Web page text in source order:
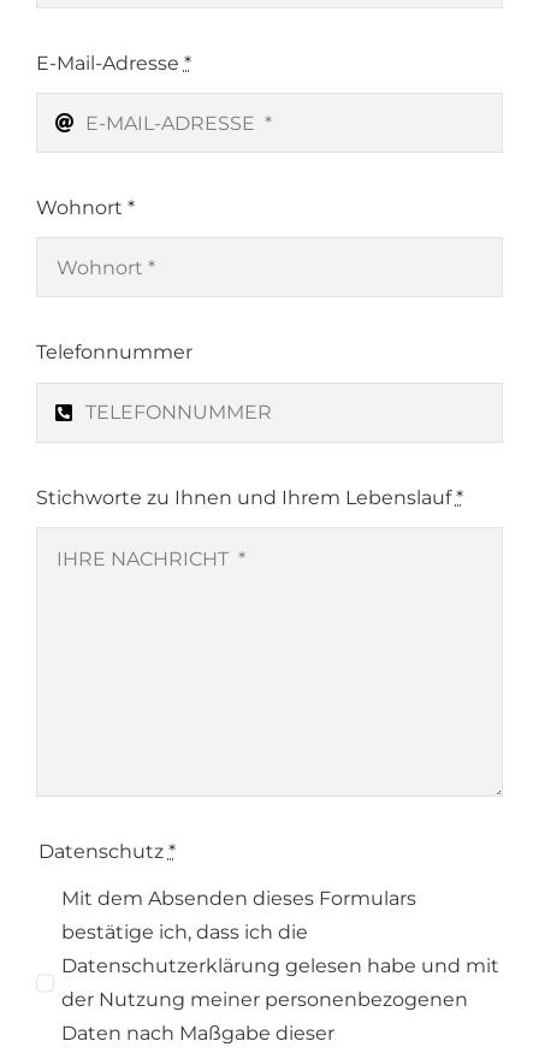
E-Mail-Adresse *
Wohnort *
Telefonnummer
Stichworte zu Ihnen und Ihrem Lebenslauf*
Datenschutz *
Mit dem Absenden dieses Formulars
bestätige ich, dass ich die
Datenschutzerklärung gelesen habe und mit
der Nutzung meiner personenbezogenen
Daten nach Maßgabe dieser